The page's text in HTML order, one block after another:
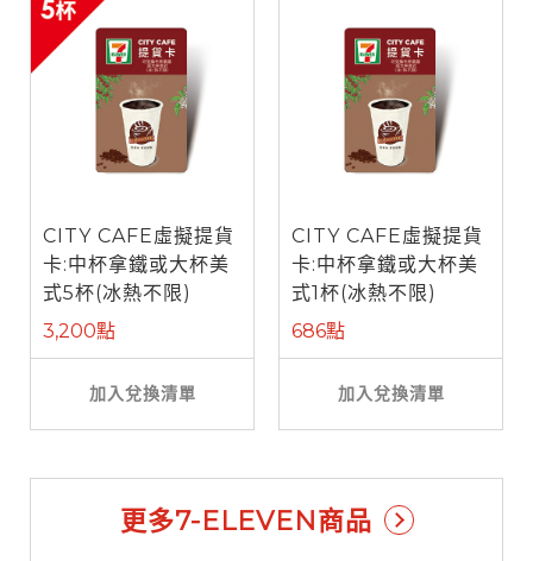
CITY CAFE虛擬提貨
卡:中杯拿鐵或大杯美
式5杯(冰熱不限)
3,200點
加入兌換清單
CITY CAFE虛擬提貨
卡:中杯拿鐵或大杯美
式1杯(冰熱不限)
686點
加入兌換清單
更多7-ELEVEN商品